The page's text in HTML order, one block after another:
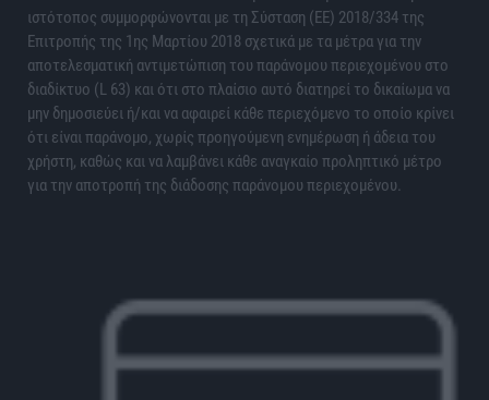
ιστότοπος συμμορφώνονται με τη Σύσταση (ΕΕ) 2018/334 της
Επιτροπής της 1ης Μαρτίου 2018 σχετικά με τα μέτρα για την
αποτελεσματική αντιμετώπιση του παράνομου περιεχομένου στο
διαδίκτυο (L 63) και ότι στο πλαίσιο αυτό διατηρεί το δικαίωμα να
μην δημοσιεύει ή/και να αφαιρεί κάθε περιεχόμενο το οποίο κρίνει
ότι είναι παράνομο, χωρίς προηγούμενη ενημέρωση ή άδεια του
χρήστη, καθώς και να λαμβάνει κάθε αναγκαίο προληπτικό μέτρο
για την αποτροπή της διάδοσης παράνομου περιεχομένου.